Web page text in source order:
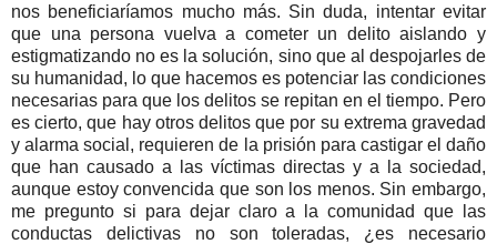
nos beneficiaríamos mucho más. Sin duda, intentar evitar
que una persona vuelva a cometer un delito aislando y
estigmatizando no es la solución, sino que al despojarles de
su humanidad, lo que hacemos es potenciar las condiciones
necesarias para que los delitos se repitan en el tiempo. Pero
es cierto, que hay otros delitos que por su extrema gravedad
y alarma social, requieren de la prisión para castigar el daño
que han causado a las víctimas directas y a la sociedad,
aunque estoy convencida que son los menos. Sin embargo,
me pregunto si para dejar claro a la comunidad que las
conductas delictivas no son toleradas, ¿es necesario